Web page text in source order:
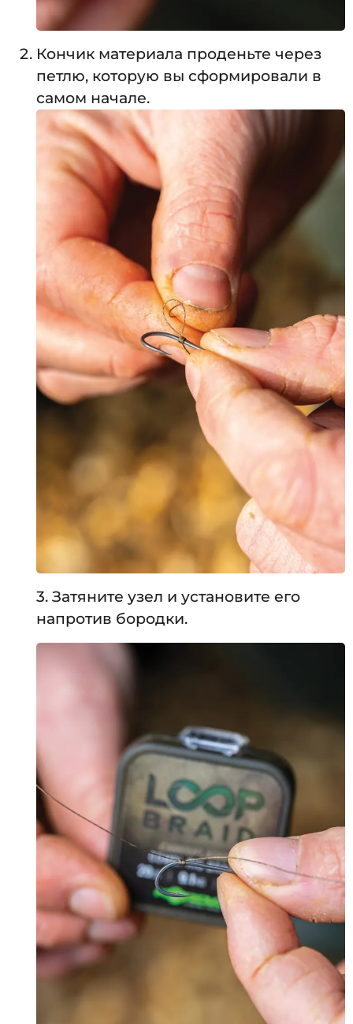
Кончик материала проденьте через
петлю, которую вы сформировали в
самом начале.
3. Затяните узел и установите его
напротив бородки.